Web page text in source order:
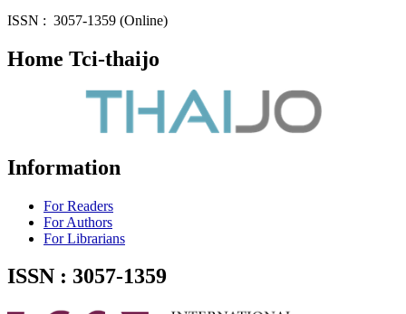
ISSN : 3057-1359 (Online)
Home Tci-thaijo
Information
For Readers
For Authors
For Librarians
ISSN : 3057-1359